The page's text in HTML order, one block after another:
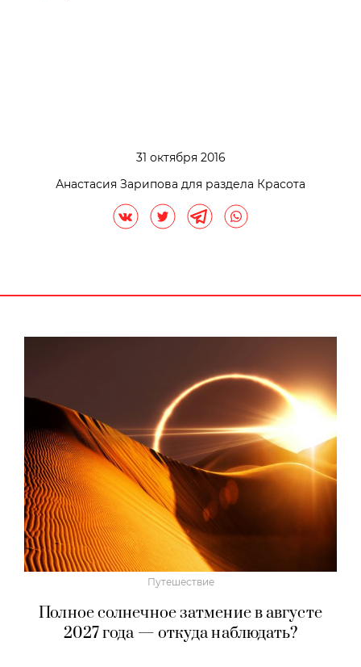
31 октября 2016
Анастасия Зарипова для раздела Красота
Путешествие
Полное солнечное затмение в августе
2027 года — откуда наблюдать?